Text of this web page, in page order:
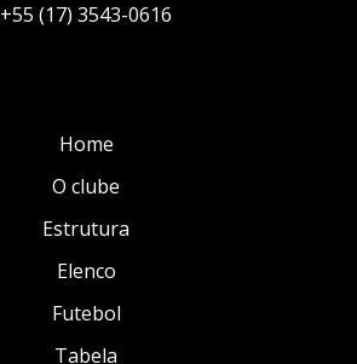
+55 (17) 3543-0616
Home
O clube
Estrutura
Elenco
Futebol
Tabela